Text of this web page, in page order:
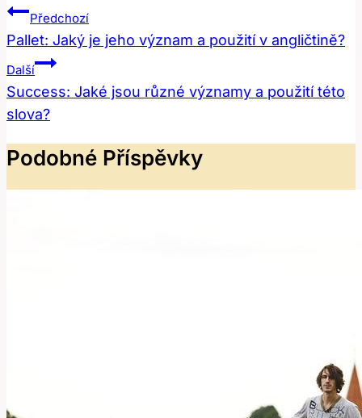
Navigace
Pro
Příspěvek
Předchozí
Pallet: Jaký je jeho význam a použití v angličtině?
Další
Success: Jaké jsou různé významy a použití této
slova?
Podobné Příspěvky